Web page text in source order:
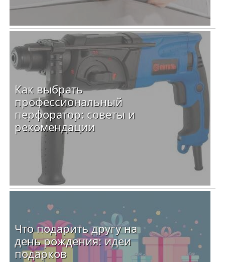
Как выбрать
профессиональный
перфоратор: советы и
рекомендации
Что подарить другу на
день рождения: идеи
подарков